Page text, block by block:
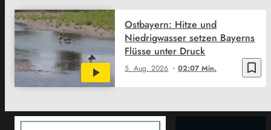
bookmark_border
5. Aug. 2026 02:07 Min.
Ostbayern: Hitze und
Niedrigwasser setzen Bayerns
Flüsse unter Druck